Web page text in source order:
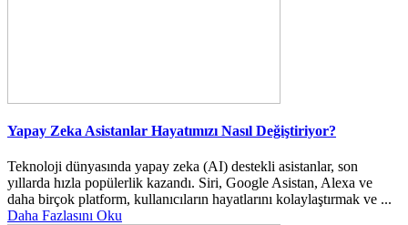
Yapay Zeka Asistanlar Hayatımızı Nasıl Değiştiriyor?
Teknoloji dünyasında yapay zeka (AI) destekli asistanlar, son
yıllarda hızla popülerlik kazandı. Siri, Google Asistan, Alexa ve
daha birçok platform, kullanıcıların hayatlarını kolaylaştırmak ve ...
Daha Fazlasını Oku